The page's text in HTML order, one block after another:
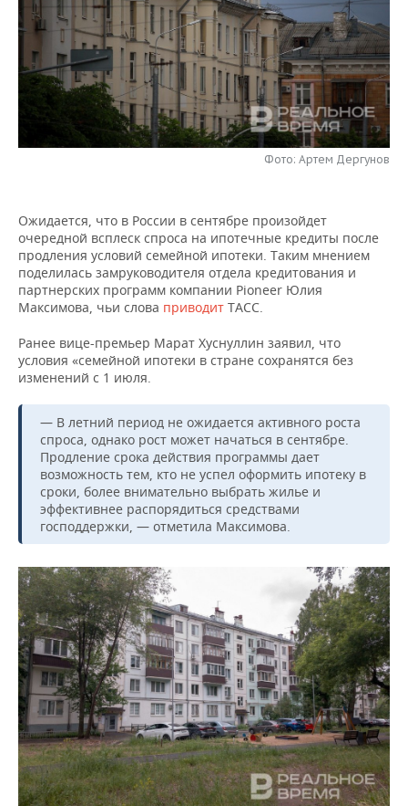
НЕФТЕХИМИЯ
НЕФТЬ
ОПК
ЭНЕРГЕТИКА
РОЗНИЧНАЯ ТОРГОВЛЯ
ТРАНСПОРТ
УСЛУГИ
НОВОСТИ ТЕХНОЛОГИЙ
IT
МЕДИА
МЕРОПРИЯТИЯ
НОВОСТИ МЕРОПРИЯТИЙ
ВЫЕЗДНАЯ РЕДАКЦИЯ
ОТКРЫТАЯ ЛЕКЦИЯ
СПОРТ
НОВОСТИ СПОРТА
БАСКЕТБОЛ
ВОЛЕЙБОЛ
ФИГУРНОЕ КАТАНИЕ
ХОККЕЙ С МЯЧОМ
ОБЩЕСТВО
ИНФРАСТРУКТУРА
ИСТОРИЯ
МЕДИЦИНА
ПРОИСШЕСТВИЯ
СПРАВОЧНИК
СПИСОК ПЕРСОН
ПОЛНАЯ ВЕРСИЯ
Фото: Артем Дергунов
Ожидается, что в России в сентябре произойдет
очередной всплеск спроса на ипотечные кредиты после
продления условий семейной ипотеки. Таким мнением
поделилась замруководителя отдела кредитования и
партнерских программ компании Pioneer Юлия
Максимова, чьи слова приводит ТАСС.
Ранее вице-премьер Марат Хуснуллин заявил, что
условия «семейной ипотеки в стране сохранятся без
изменений с 1 июля.
— В летний период не ожидается активного роста
спроса, однако рост может начаться в сентябре.
Продление срока действия программы дает
возможность тем, кто не успел оформить ипотеку в
сроки, более внимательно выбрать жилье и
эффективнее распорядиться средствами
господдержки, — отметила Максимова.